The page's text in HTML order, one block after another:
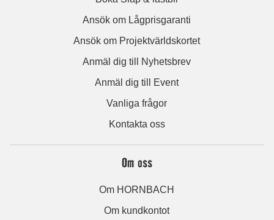
Ansök om Lågprisgaranti
Ansök om Projektvärldskortet
Anmäl dig till Nyhetsbrev
Anmäl dig till Event
Vanliga frågor
Kontakta oss
Om oss
Om HORNBACH
Om kundkontot